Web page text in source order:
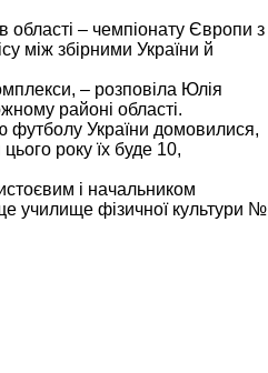
області – чемпіонату Європи з
між збірними України й
– розповіла Юлія
районі області.
футболу України домовилися,
року їх буде 10,
і начальником
училище фізичної культури №